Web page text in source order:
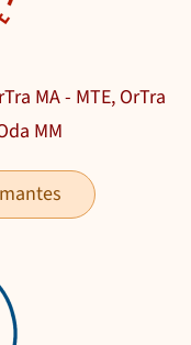
MA - MTE, OrTra
MM